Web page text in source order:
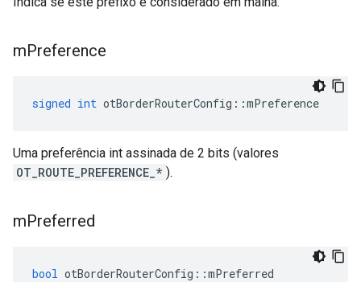
mPreference
signed int otBorderRouterConfig ::mPreference
Uma preferência int assinada de 2 bits (valores
OT_ROUTE_PREFERENCE_* ).
mPreferred
bool otBorderRouterConfig ::mPreferred